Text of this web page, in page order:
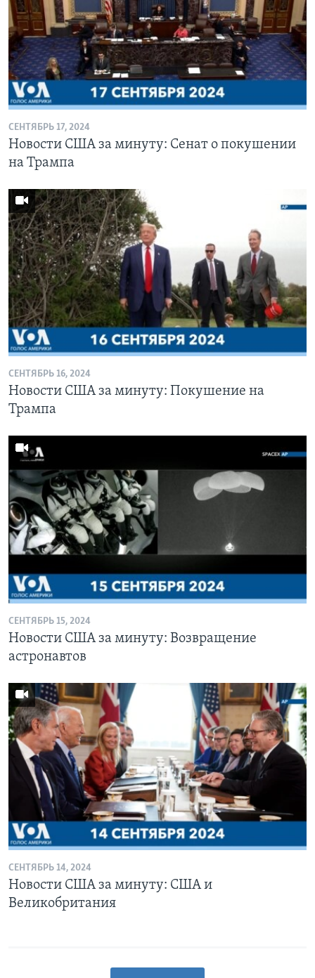
СЕНТЯБРЬ 17, 2024
Новости США за минуту: Сенат о покушении
на Трампа
СЕНТЯБРЬ 16, 2024
Новости США за минуту: Покушение на
Трампа
СЕНТЯБРЬ 15, 2024
Новости США за минуту: Возвращение
астронавтов
СЕНТЯБРЬ 14, 2024
Новости США за минуту: США и
Великобритания